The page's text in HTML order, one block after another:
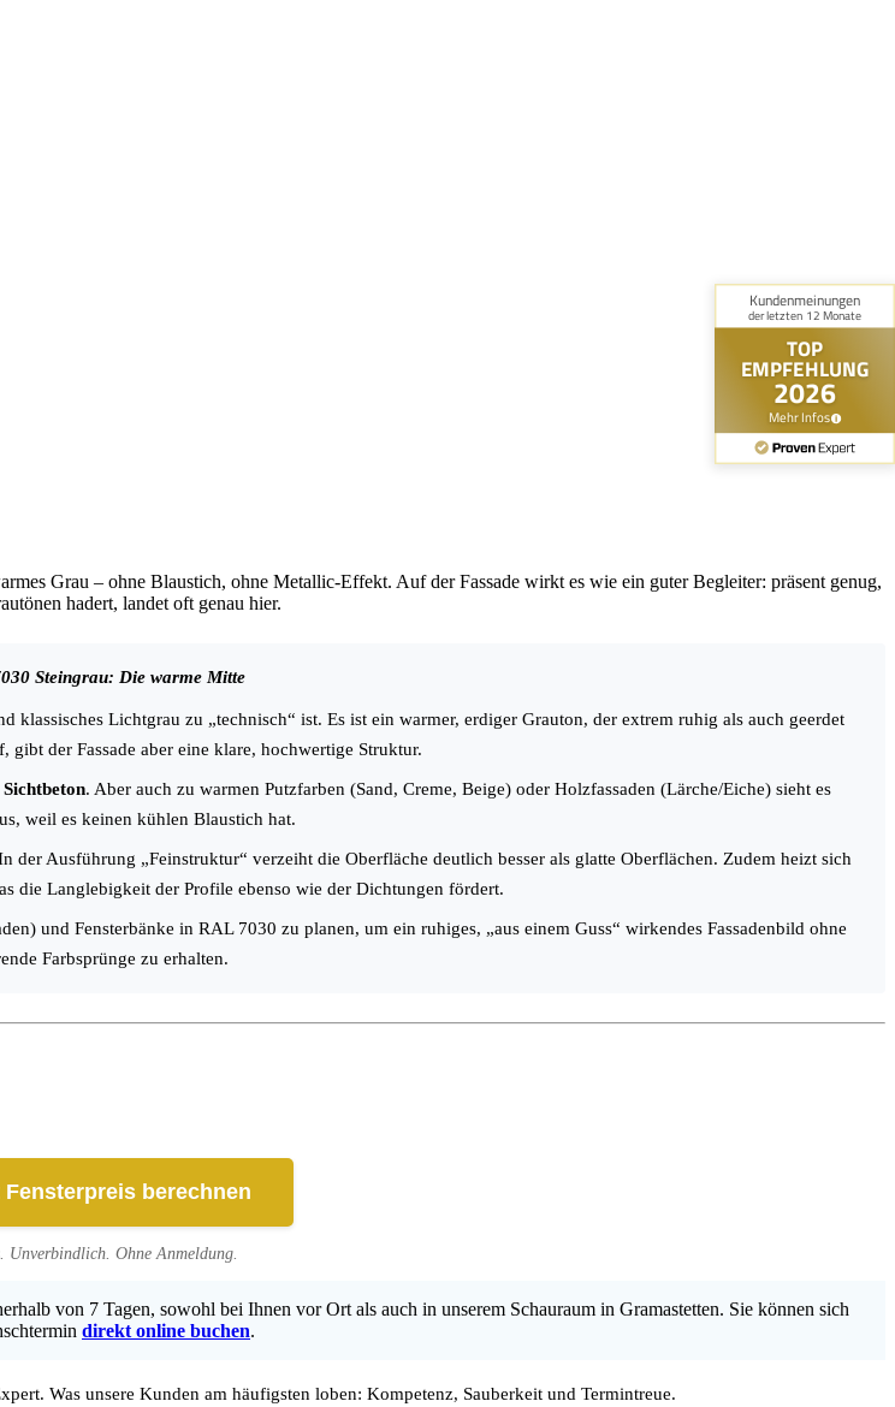
Grau – ohne Blaustich, ohne Metallic-Effekt. Auf der Fassade wirkt es wie ein guter Begleiter: präsent genug,
hadert, landet oft genau hier.
Steingrau: Die warme Mitte
klassisches Lichtgrau zu „technisch“ ist. Es ist ein warmer, erdiger Grauton, der extrem ruhig als auch geerdet
der Fassade aber eine klare, hochwertige Struktur.
Sichtbeton. Aber auch zu warmen Putzfarben (Sand, Creme, Beige) oder Holzfassaden (Lärche/Eiche) sieht es
weil es keinen kühlen Blaustich hat.
Ausführung „Feinstruktur“ verzeiht die Oberfläche deutlich besser als glatte Oberflächen. Zudem heizt sich
die Langlebigkeit der Profile ebenso wie der Dichtungen fördert.
und Fensterbänke in RAL 7030 zu planen, um ein ruhiges, „aus einem Guss“ wirkendes Fassadenbild ohne
Farbsprünge zu erhalten.
berechnen
Unverbindlich. Ohne Anmeldung.
von 7 Tagen, sowohl bei Ihnen vor Ort als auch in unserem Schauraum in Gramastetten. Sie können sich
direkt online buchen.
Was unsere Kunden am häufigsten loben: Kompetenz, Sauberkeit und Termintreue.